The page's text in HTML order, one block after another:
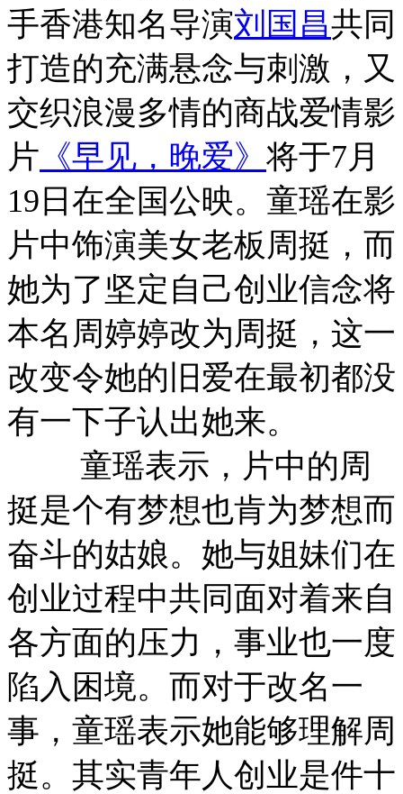
手香港知名导演刘国昌共同
打造的充满悬念与刺激，又
交织浪漫多情的商战爱情影
片 《早见，晚爱》 将于7月
19日在全国公映。童瑶在影
片中饰演美女老板周挺，而
她为了坚定自己创业信念将
本名周婷婷改为周挺，这一
改变令她的旧爱在最初都没
有一下子认出她来。
童瑶表示，片中的周
挺是个有梦想也肯为梦想而
奋斗的姑娘。她与姐妹们在
创业过程中共同面对着来自
各方面的压力，事业也一度
陷入困境。而对于改名一
事，童瑶表示她能够理解周
挺。其实青年人创业是件十